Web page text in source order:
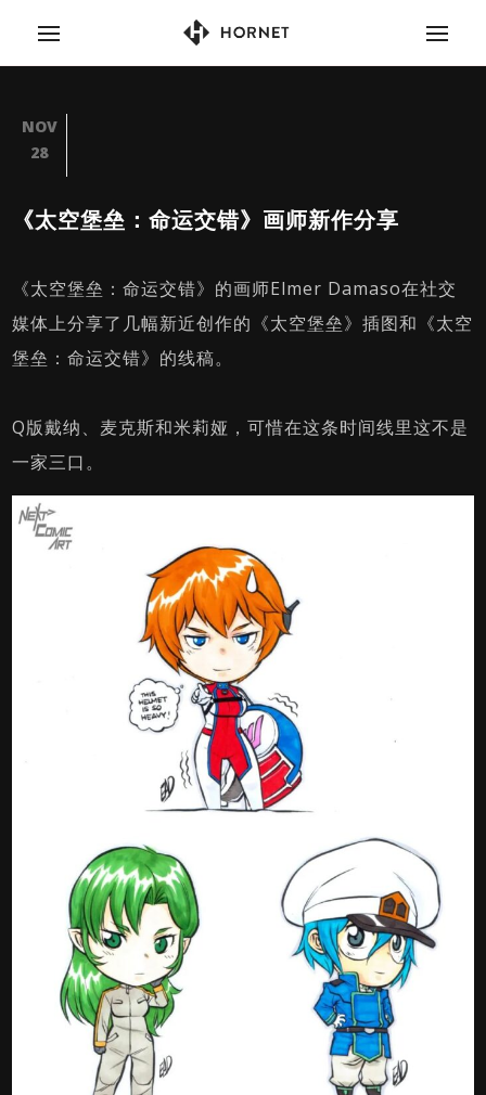
NOV
28
《太空堡垒：命运交错》画师新作分享
《太空堡垒：命运交错》的画师Elmer Damaso在社交
媒体上分享了几幅新近创作的《太空堡垒》插图和《太空
堡垒：命运交错》的线稿。
Q版戴纳、麦克斯和米莉娅，可惜在这条时间线里这不是
一家三口。